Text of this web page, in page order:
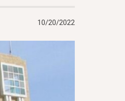
10/20/2022